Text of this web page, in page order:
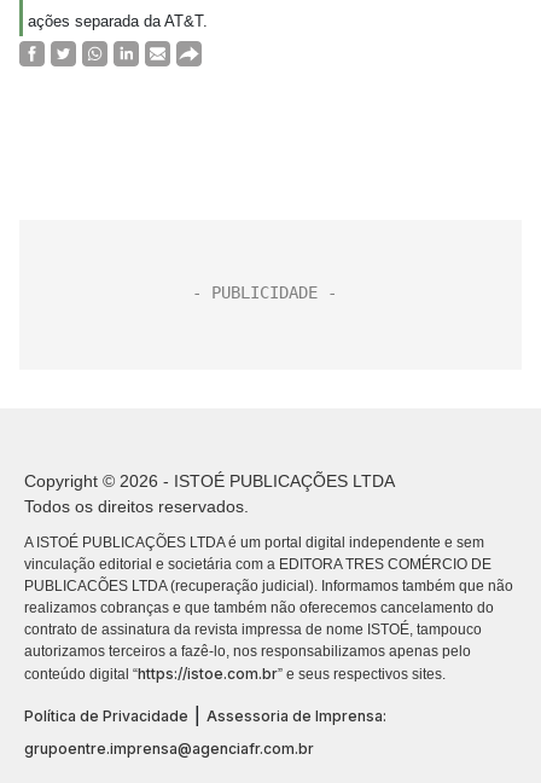
ações separada da AT&T.
Copyright © 2026 - ISTOÉ PUBLICAÇÕES LTDA
Todos os direitos reservados.
A ISTOÉ PUBLICAÇÕES LTDA é um portal digital independente e sem
vinculação editorial e societária com a EDITORA TRES COMÉRCIO DE
PUBLICACÕES LTDA (recuperação judicial). Informamos também que não
realizamos cobranças e que também não oferecemos cancelamento do
contrato de assinatura da revista impressa de nome ISTOÉ, tampouco
autorizamos terceiros a fazê-lo, nos responsabilizamos apenas pelo
conteúdo digital “https://istoe.com.br” e seus respectivos sites.
Política de Privacidade
Assessoria de Imprensa:
grupoentre.imprensa@agenciafr.com.br